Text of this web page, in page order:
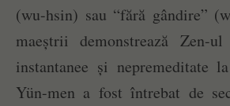
(wu-hsin) sau “fără gândire”
maeștrii demonstrează Zen-
instantanee și nepremeditate
Yün-men a fost întrebat de